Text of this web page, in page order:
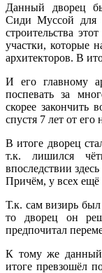
Данный дворец
Сиди Муссой для
строительства
участки, которые
архитекторов. В
И его главному
поспевать за
скорее закончить
спустя 7 лет от его
В итоге дворец
т.к. лишился
впоследствии
Причём, у всех
Т.к. сам визирь
то дворец он
предпочитал
К тому же данный
итоге превзошёл